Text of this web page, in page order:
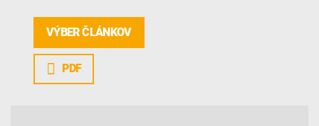
VÝBER ČLÁNKOV
PDF